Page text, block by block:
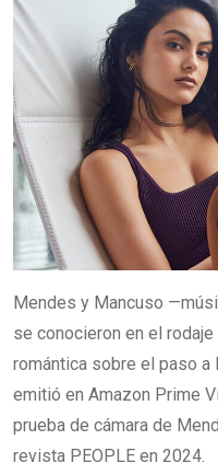
Mendes y Mancuso
se conocieron en el
romántica sobre el paso
emitió en Amazon Prime
prueba de cámara de
revista PEOPLE en 2024.